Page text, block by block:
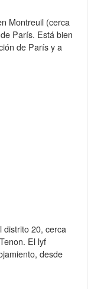
Montreuil (cerca
París. Está bien
de París y a
distrito 20, cerca
El lyf
desde